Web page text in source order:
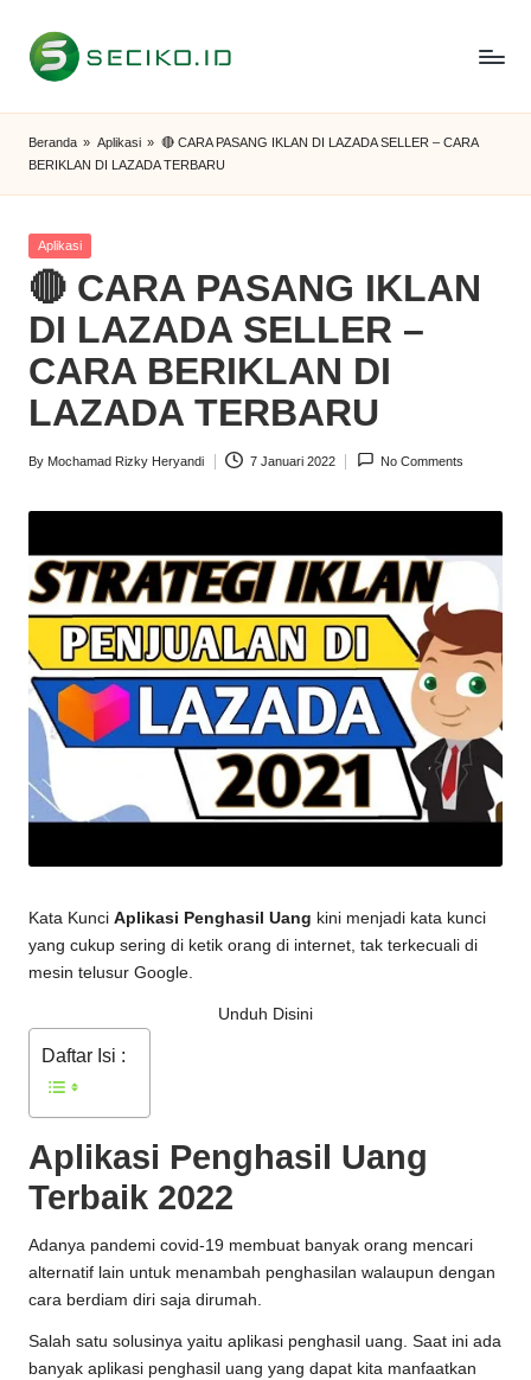
Skip
S
e
c
i
k
o
I
D
Beranda » Aplikasi » 🔴 CARA PASANG IKLAN DI LAZADA SELLER – CARA
BERIKLAN DI LAZADA TERBARU
Posted
Aplikasi
🔴 CARA PASANG IKLAN
DI LAZADA SELLER –
CARA BERIKLAN DI
LAZADA TERBARU
Posted
By Mochamad Rizky Heryandi 7 Januari 2022 No Comments
Kata Kunci Aplikasi Penghasil Uang kini menjadi kata kunci
yang cukup sering di ketik orang di internet, tak terkecuali di
mesin telusur Google.
Unduh Disini
Daftar Isi :
Aplikasi Penghasil Uang
Terbaik 2022
Adanya pandemi covid-19 membuat banyak orang mencari
alternatif lain untuk menambah penghasilan walaupun dengan
cara berdiam diri saja dirumah.
Salah satu solusinya yaitu aplikasi penghasil uang. Saat ini ada
banyak aplikasi penghasil uang yang dapat kita manfaatkan